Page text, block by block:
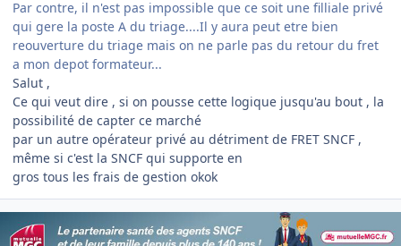
Par contre, il n'est pas impossible que ce soit une filliale privé
qui gere la poste A du triage....Il y aura peut etre bien
reouverture du triage mais on ne parle pas du retour du fret
a mon depot formateur...
Salut ,
Ce qui veut dire , si on pousse cette logique jusqu'au bout , la
possibilité de capter ce marché
par un autre opérateur privé au détriment de FRET SNCF ,
même si c'est la SNCF qui supporte en
gros tous les frais de gestion okok